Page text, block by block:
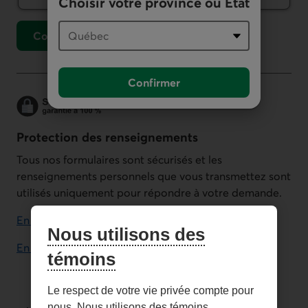
Confirmer
Continuer
vers le formulaire de demande de carte
Protection des renseigne­ments
Tous nos formulaires sont sécurisés et les
renseignements personnels que vous transmettez sont
utilisés uniquement pour répondre à votre demande.
En savoir plus sur la sécurité
En savoir plus sur la confidentialité
Nous utilisons des
témoins
Le respect de votre vie privée compte pour